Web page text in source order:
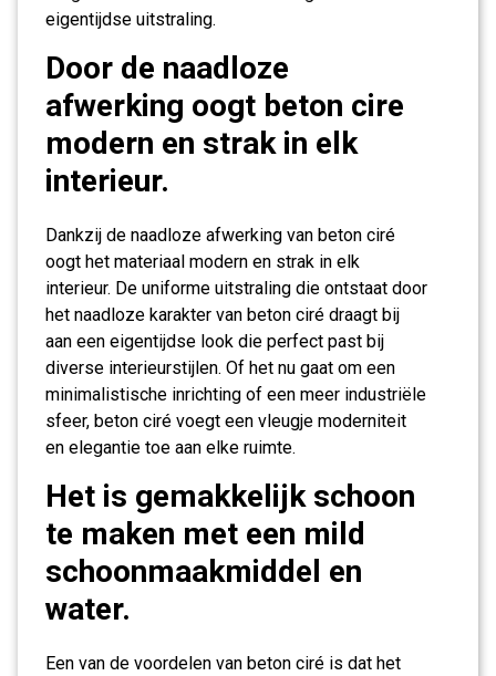
eigentijdse uitstraling.
Door de naadloze
afwerking oogt beton cire
modern en strak in elk
interieur.
Dankzij de naadloze afwerking van beton ciré
oogt het materiaal modern en strak in elk
interieur. De uniforme uitstraling die ontstaat door
het naadloze karakter van beton ciré draagt bij
aan een eigentijdse look die perfect past bij
diverse interieurstijlen. Of het nu gaat om een
minimalistische inrichting of een meer industriële
sfeer, beton ciré voegt een vleugje moderniteit
en elegantie toe aan elke ruimte.
Het is gemakkelijk schoon
te maken met een mild
schoonmaakmiddel en
water.
Een van de voordelen van beton ciré is dat het